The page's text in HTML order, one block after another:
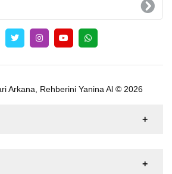
Arkana, Rehberini Yanina Al © 2026